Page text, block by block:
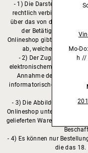
Mo-
h //
1) Die Darstellung der
rechtlich verbindliches
über das von dem
der Betätigung der
Onlineshop gibt der Kunde
ab, welches der
2) Der Zugang der
elektronischem Weg
Annahme des
informatorischen Zwecken
3) Die Abbildung der
Onlineshop unter
gelieferten Waren
4) Es können nur
die das 18.